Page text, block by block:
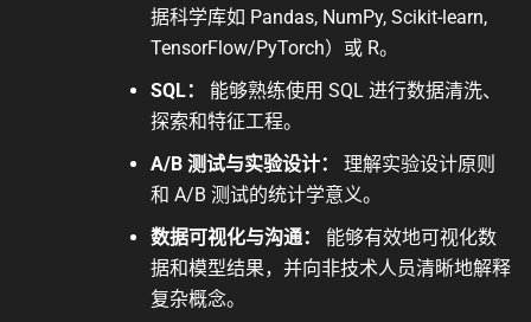
据科学库如 Pandas, NumPy, Scikit-learn,
TensorFlow/PyTorch）或 R。
SQL：
能够熟练使用 SQL 进行数据清洗、
探索和特征工程。
A/B 测试与实验设计：
理解实验设计原则
和 A/B 测试的统计学意义。
数据可视化与沟通：
能够有效地可视化数
据和模型结果，并向非技术人员清晰地解释
复杂概念。